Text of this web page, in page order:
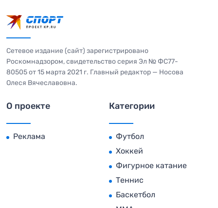
Сетевое издание (сайт) зарегистрировано
Роскомнадзором, свидетельство серия Эл № ФС77-
80505 от 15 марта 2021 г. Главный редактор — Носова
Олеся Вячеславовна.
О проекте
Реклама
Категории
Футбол
Хоккей
Фигурное катание
Теннис
Баскетбол